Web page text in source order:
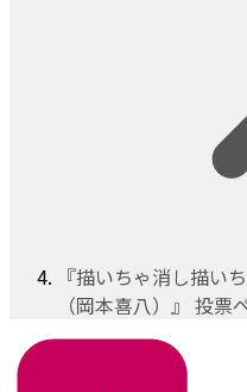
『描いちゃ消し描い
（岡本喜八）』 投票